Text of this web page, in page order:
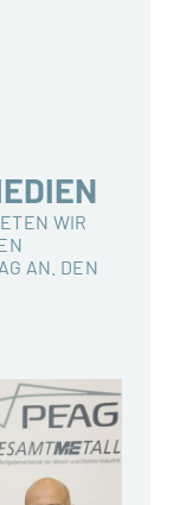
WIR
AN. DEN